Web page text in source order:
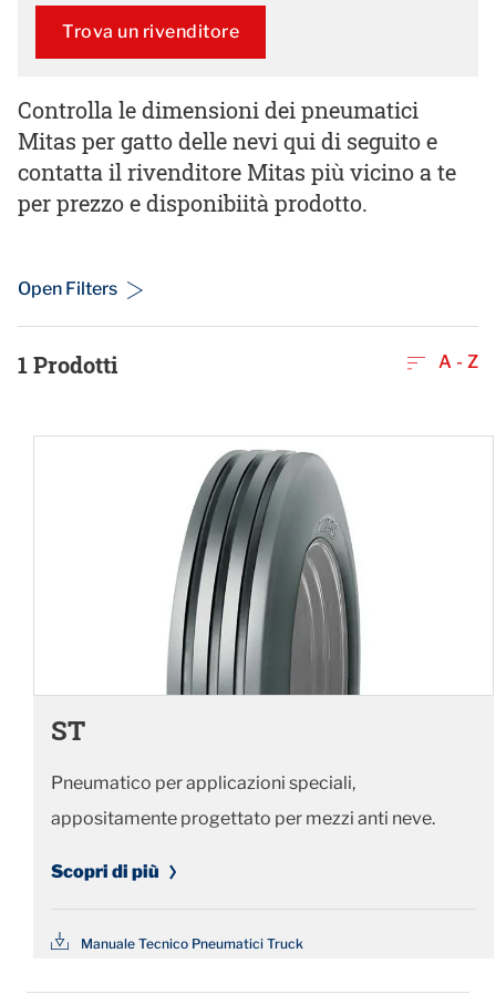
Trova un rivenditore
Controlla le dimensioni dei pneumatici
Mitas per gatto delle nevi qui di seguito e
contatta il rivenditore Mitas più vicino a te
per prezzo e disponibiità prodotto.
Open Filters
1Prodotti A - Z
ST
Pneumatico per applicazioni speciali,
appositamente progettato per mezzi anti neve.
Scopri di più
Manuale Tecnico Pneumatici Truck